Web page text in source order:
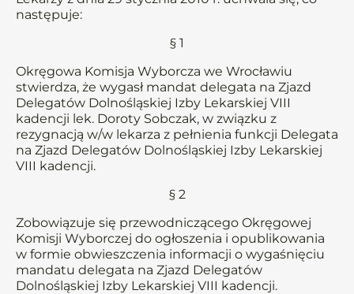
następuje:
§ 1
Okręgowa Komisja Wyborcza we Wrocławiu
stwierdza, że wygasł mandat delegata na Zjazd
Delegatów Dolnośląskiej Izby Lekarskiej VIII
kadencji lek. Doroty Sobczak, w związku z
rezygnacją w/w lekarza z pełnienia funkcji Delegata
na Zjazd Delegatów Dolnośląskiej Izby Lekarskiej
VIII kadencji.
§ 2
Zobowiązuje się przewodniczącego Okręgowej
Komisji Wyborczej do ogłoszenia i opublikowania
w formie obwieszczenia informacji o wygaśnięciu
mandatu delegata na Zjazd Delegatów
Dolnośląskiej Izby Lekarskiej VIII kadencji.